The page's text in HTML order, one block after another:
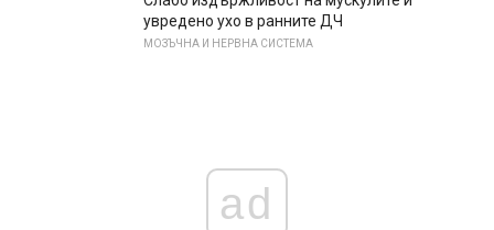
увредено ухо в ранните ДЧ
МОЗЪЧНА И НЕРВНА СИСТЕМА
ad